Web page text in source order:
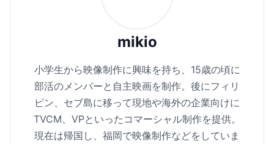
mikio
小学生から映像制作に興味を持ち、15歳の頃に
部活のメンバーと自主映画を制作。後にフィリ
ピン、セブ島に移って現地や海外の企業向けに
TVCM、VPといったコマーシャル制作を提供。
現在は帰国し、福岡で映像制作などをしていま